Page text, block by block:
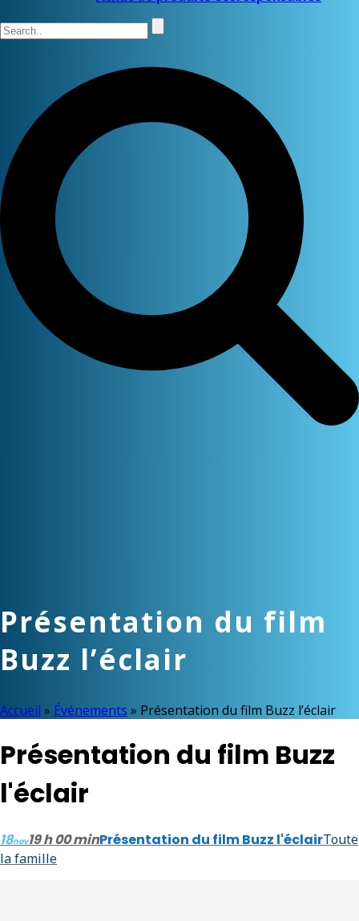
Présentation du film
Buzz l’éclair
Accueil » Événements » Présentation du film Buzz l’éclair
Présentation du film Buzz
l'éclair
18nov19 h 00 minPrésentation du film Buzz l'éclairToute
la famille